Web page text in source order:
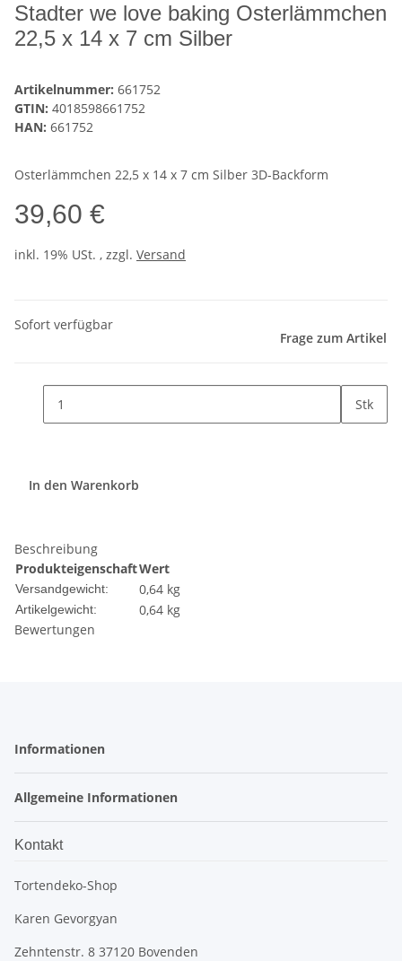
Stadter we love baking Osterlämmchen
22,5 x 14 x 7 cm Silber
Artikelnummer: 661752
GTIN: 4018598661752
HAN: 661752
Osterlämmchen 22,5 x 14 x 7 cm Silber 3D-Backform
39,60 €
inkl. 19% USt. , zzgl. Versand
Sofort verfügbar
Frage zum Artikel
Stk
In den Warenkorb
Beschreibung
ProdukteigenschaftWert
Versandgewicht: 0,64 kg
Artikelgewicht: 0,64 kg
Bewertungen
Informationen
Allgemeine Informationen
Kontakt
Tortendeko-Shop
Karen Gevorgyan
Zehntenstr. 8 37120 Bovenden